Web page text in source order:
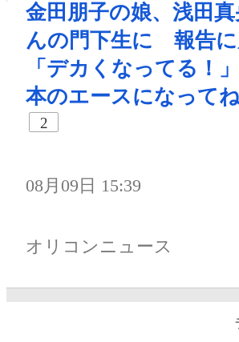
金田朋子の娘、浅田真
んの門下生に 報告
「デカくなってる！
本のエースになってね
2
08月09日 15:39
オリコンニュース